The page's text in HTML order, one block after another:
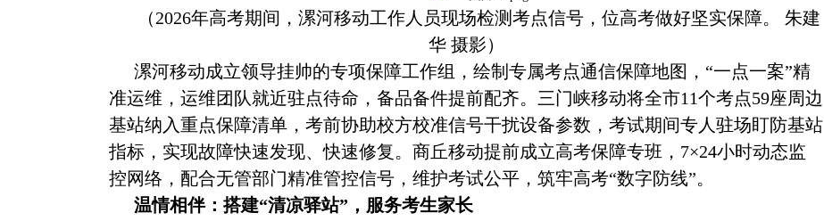
（2026年高考期间，漯河移动工作人员现场检测考点信号，位高考做好坚实保障。 朱建
华 摄影）
漯河移动成立领导挂帅的专项保障工作组，绘制专属考点通信保障地图， “一点一案”精
准运维，运维团队就近驻点待命，备品备件提前配齐。三门峡移动将全市11个考点59座周边
基站纳入重点保障清单，考前协助校方校准信号干扰设备参数，考试期间专人驻场盯防基站
指标，实现故障快速发现、快速修复。商丘移动提前成立高考保障专班，7×24小时动态监
控网络，配合无管部门精准管控信号，维护考试公平，筑牢高考“数字防线”。
温情相伴：搭建“清凉驿站”，服务考生家长